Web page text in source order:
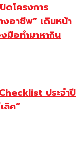
โครงการ
งอาชีพ” เดินหน้า
มือทำมาหากิน
ประจำปี
ลิศ”